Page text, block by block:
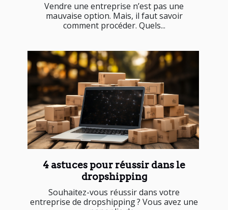
Vendre une entreprise n’est pas une
mauvaise option. Mais, il faut savoir
comment procéder. Quels...
4 astuces pour réussir dans le
dropshipping
Souhaitez-vous réussir dans votre
entreprise de dropshipping ? Vous avez une